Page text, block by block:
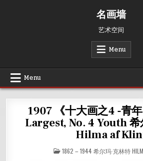
名画墙
艺术空间
Menu
Menu
1907 《十大画之4 -青
Largest, No. 4 Youth 希
Hilma af
POSTED
IN
1862 – 1944 希尔玛·克林特